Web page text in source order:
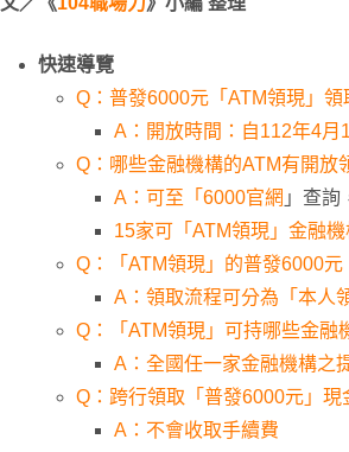
快速導覽
Q：普發6000元「ATM領現」領
A：開放時間：自112年4月
Q：哪些金融機構的ATM有開放
A：可至「 6000官網 」查詢
15家可「ATM領現」金融
Q：「ATM領現」的普發6000
A：領取流程可分為「本人
Q：「ATM領現」可持哪些金融
A：全國任一家金融機構之
Q：跨行領取「普發6000元」現
A：不會收取手續費